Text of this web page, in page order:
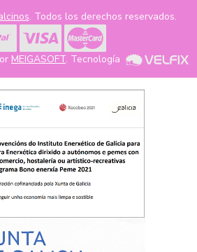
. Todos los derechos reservados.
MEIGASOFT. Tecnología